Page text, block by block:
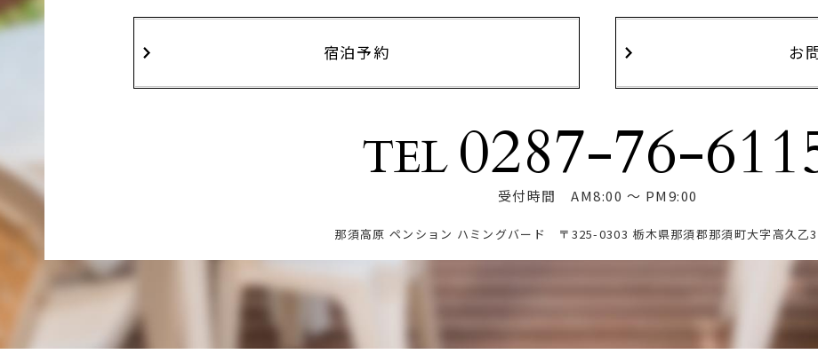
宿泊予約 お
TEL 0287-76-
受付時間 AM8:00 ～ PM9:00
那須高原 ペンション ハミングバード 〒325-0303 栃木県那須郡那須町大字高久乙